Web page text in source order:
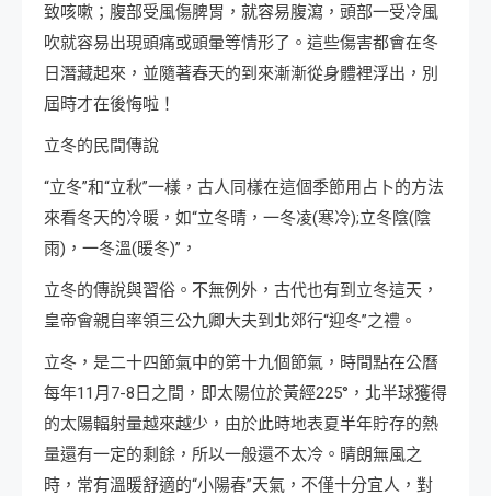
致咳嗽；腹部受風傷脾胃，就容易腹瀉，頭部一受冷風
吹就容易出現頭痛或頭暈等情形了。這些傷害都會在冬
日潛藏起來，並隨著春天的到來漸漸從身體裡浮出，別
屆時才在後悔啦！
立冬的民間傳說
“立冬”和“立秋”一樣，古人同樣在這個季節用占卜的方法
來看冬天的冷暖，如“立冬晴，一冬凌(寒冷);立冬陰(陰
雨)，一冬溫(暖冬)”，
立冬的傳說與習俗。不無例外，古代也有到立冬這天，
皇帝會親自率領三公九卿大夫到北郊行“迎冬”之禮。
立冬，是二十四節氣中的第十九個節氣，時間點在公曆
每年11月7-8日之間，即太陽位於黃經225°，北半球獲得
的太陽輻射量越來越少，由於此時地表夏半年貯存的熱
量還有一定的剩餘，所以一般還不太冷。晴朗無風之
時，常有溫暖舒適的“小陽春”天氣，不僅十分宜人，對